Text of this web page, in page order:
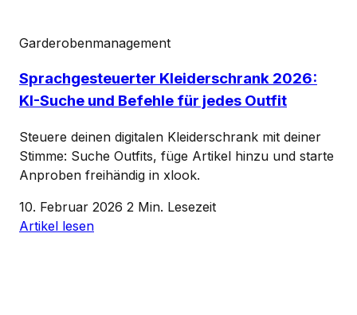
Garderobenmanagement
Sprachgesteuerter Kleiderschrank 2026:
KI-Suche und Befehle für jedes Outfit
Steuere deinen digitalen Kleiderschrank mit deiner
Stimme: Suche Outfits, füge Artikel hinzu und starte
Anproben freihändig in xlook.
10. Februar 2026 2 Min. Lesezeit
Artikel lesen